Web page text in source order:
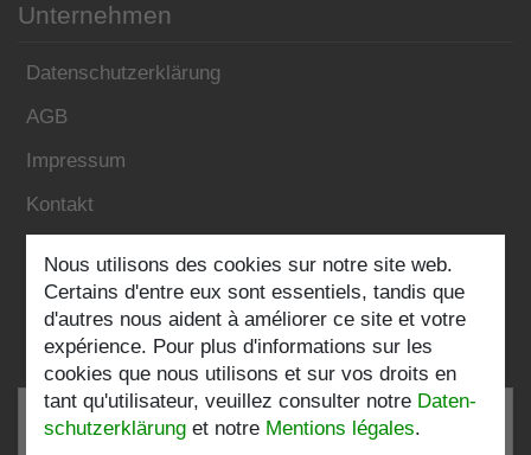
Unternehmen
Datenschutzerklärung
AGB
Impressum
Kontakt
Folgen Sie uns:
Nous utilisons des cookies sur notre site web.
Certains d'entre eux sont essentiels, tandis que
d'autres nous aident à améliorer ce site et votre
expérience. Pour plus d'informations sur les
cookies que nous utilisons et sur vos droits en
tant qu'utilisateur, veuillez consulter notre Daten­
schutz­erklärung et notre Mentions légales.